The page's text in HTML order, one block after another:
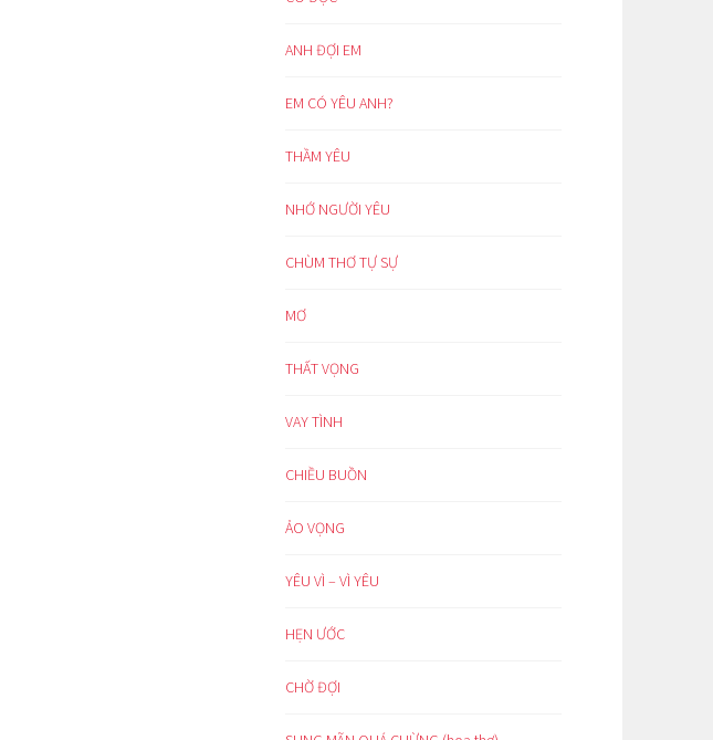
ANH ĐỢI EM
EM CÓ YÊU ANH?
THẦM YÊU
NHỚ NGƯỜI YÊU
CHÙM THƠ TỰ SỰ
MƠ
THẤT VỌNG
VAY TÌNH
CHIỀU BUỒN
ẢO VỌNG
YÊU VÌ – VÌ YÊU
HẸN ƯỚC
CHỜ ĐỢI